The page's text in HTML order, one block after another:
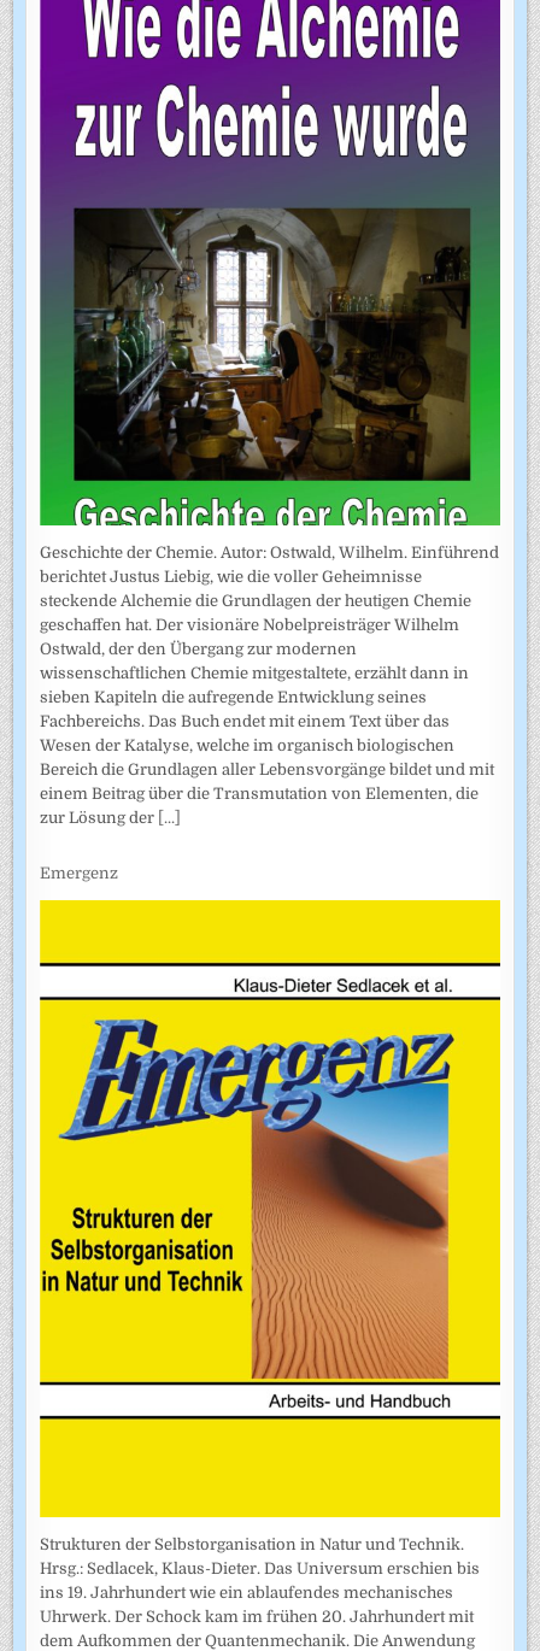
Geschichte der Chemie. Autor: Ostwald, Wilhelm. Einführend
berichtet Justus Liebig, wie die voller Geheimnisse
steckende Alchemie die Grundlagen der heutigen Chemie
geschaffen hat. Der visionäre Nobelpreisträger Wilhelm
Ostwald, der den Übergang zur modernen
wissenschaftlichen Chemie mitgestaltete, erzählt dann in
sieben Kapiteln die aufregende Entwicklung seines
Fachbereichs. Das Buch endet mit einem Text über das
Wesen der Katalyse, welche im organisch biologischen
Bereich die Grundlagen aller Lebensvorgänge bildet und mit
einem Beitrag über die Transmutation von Elementen, die
zur Lösung der [...]
Emergenz
Strukturen der Selbstorganisation in Natur und Technik.
Hrsg.: Sedlacek, Klaus-Dieter. Das Universum erschien bis
ins 19. Jahrhundert wie ein ablaufendes mechanisches
Uhrwerk. Der Schock kam im frühen 20. Jahrhundert mit
dem Aufkommen der Quantenmechanik. Die Anwendung